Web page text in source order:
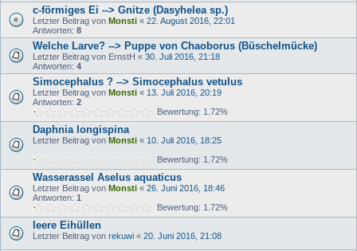
c-förmiges Ei --> Gnitze (Dasyhelea sp.)
Letzter Beitrag von Monsti « 22. August 2016, 22:01
Antworten: 8
Welche Larve? --> Puppe von Chaoborus (Büschelmücke)
Letzter Beitrag von ErnstH « 30. Juli 2016, 21:18
Antworten: 4
Simocephalus ? --> Simocephalus vetulus
Letzter Beitrag von Monsti « 13. Juli 2016, 20:19
Antworten: 2
Bewertung: 1.72%
Daphnia longispina
Letzter Beitrag von Monsti « 10. Juli 2016, 18:25
Bewertung: 1.72%
Wasserassel Aselus aquaticus
Letzter Beitrag von Monsti « 26. Juni 2016, 18:46
Antworten: 1
Bewertung: 1.72%
leere Eihüllen
Letzter Beitrag von rekuwi « 20. Juni 2016, 21:08